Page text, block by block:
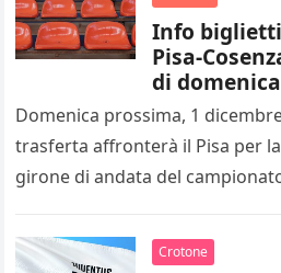
Info
Pisa-
di
Domenica prossima, 1
trasferta affronterà il Pisa per
girone di andata del
Crotone